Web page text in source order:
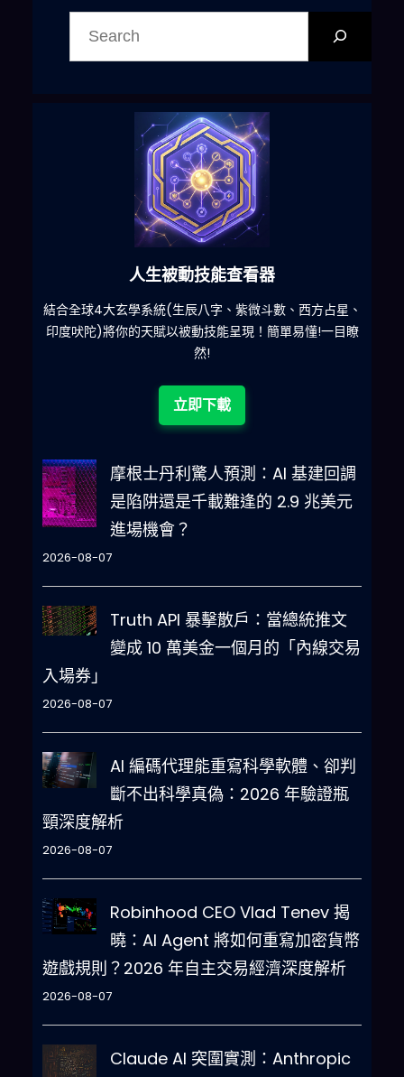
人生被動技能查看器
結合全球4大玄學系統(生辰八字、紫微斗數、西方占星、
印度吠陀)將你的天賦以被動技能呈現！簡單易懂!一目瞭
然!
立即下載
摩根士丹利驚人預測：AI 基建回調
是陷阱還是千載難逢的 2.9 兆美元
進場機會？
2026-08-07
Truth API 暴擊散戶：當總統推文
變成 10 萬美金一個月的「內線交易
入場券」
2026-08-07
AI 編碼代理能重寫科學軟體、卻判
斷不出科學真偽：2026 年驗證瓶
頸深度解析
2026-08-07
Robinhood CEO Vlad Tenev 揭
曉：AI Agent 將如何重寫加密貨幣
遊戲規則？2026 年自主交易經濟深度解析
2026-08-07
Claude AI 突圍實測：Anthropic